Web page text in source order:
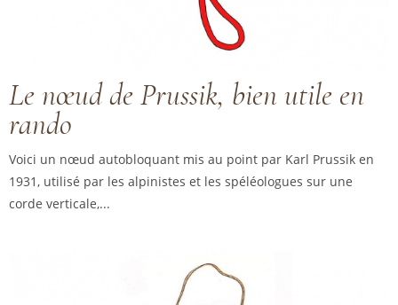
Le nœud de Prussik, bien utile en
rando
Voici un nœud autobloquant mis au point par Karl Prussik en
1931, utilisé par les alpinistes et les spéléologues sur une
corde verticale,...